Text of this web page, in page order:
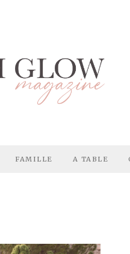
FAMILLE A TABLE